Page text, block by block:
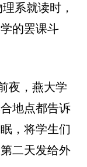
系就读时，
的罢课斗
夜，燕大学
地点都告诉
，将学生们
二天发给外